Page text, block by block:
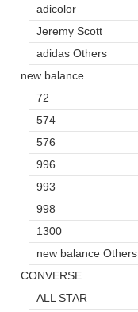
adicolor
Jeremy Scott
adidas Others
new balance
72
574
576
996
993
998
1300
new balance Others
CONVERSE
ALL STAR